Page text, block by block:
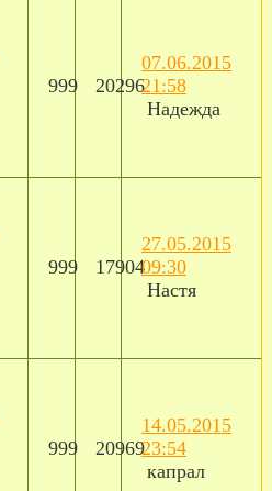
999 20296
07.06.2015
21:58
Надежда
999 17904
27.05.2015
09:30
Настя
999 20969
14.05.2015
23:54
капрал